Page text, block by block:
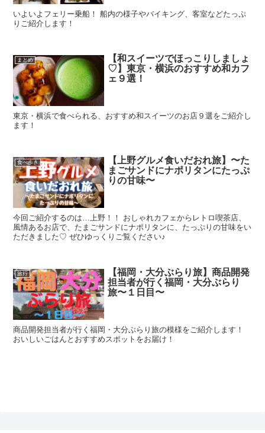
いよいよフェリー乗船！ 船内の様子やバイキング、客室などたっぷ
りご紹介します！
まとめ
【和スイーツでほっこりしましょ
♡】東京・横浜のおすすめ和カフ
ェ９選！
東京・横浜で食べられる、おすすめ和スイーツのお店９選をご紹介し
ます！
食べ歩き
【上野グルメ食いだおれ旅】〜た
まごサンドにナポリタンにたっぷ
りの甘味〜
今回ご紹介するのは…上野！！ おしゃれカフェからレトロ喫茶店、
風情あるお店で、たまごサンドにナポリタンに、たっぷりの甘味をい
ただきました♡ ぜひゆっくりご覧ください♪
旅行
【福岡・大分ぶらり旅】商品開発
担当者が行く福岡・大分ぶらり
旅〜１日目〜
商品開発担当者が行く福岡・大分ぶらり旅の模様をご紹介します！
おいしいごはんとおすすめスポットをお届け！